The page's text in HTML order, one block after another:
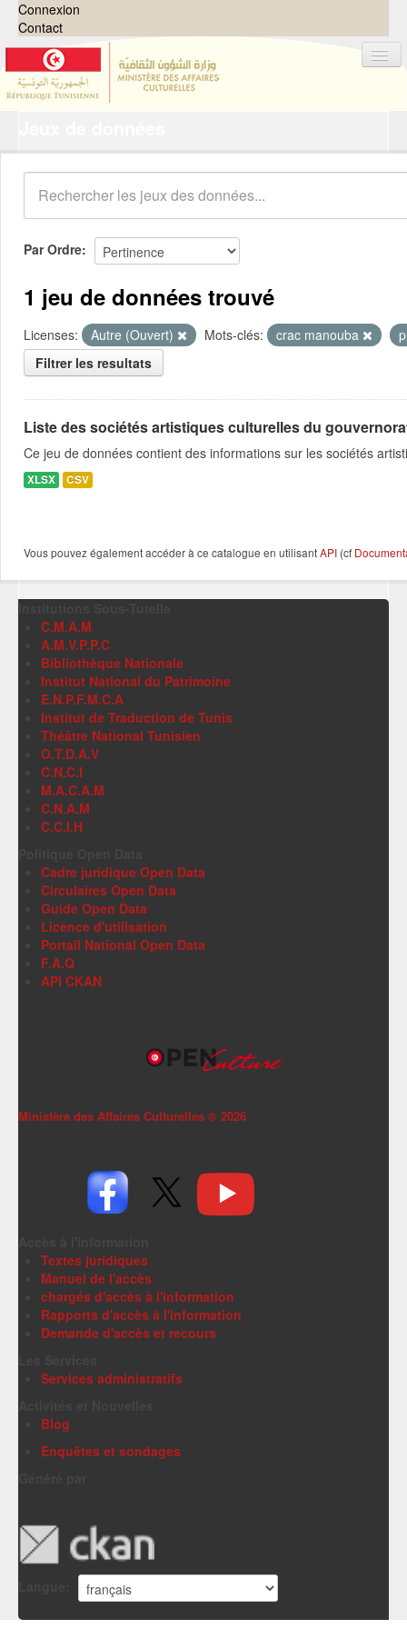
Connexion
Contact
Organisations
Groupes
Demandes 0
À propos
Par Ordre
1 jeu de données trouvé
Licenses: Autre (Ouvert) Mots-clés: crac manouba
Filtrer les resultats
Liste des sociétés artistiques culturelles du
Ce jeu de données contient des informations sur les sociétés
XLSX CSV
Vous pouvez également accéder à ce catalogue en utilisantAPI (cf
C.M.A.M
A.M.V.P.P.C
Bibliothèque Nationale
Institut National du Patrimoine
E.N.P.F.M.C.A
Institut de Traduction de Tunis
Théâtre National Tunisien
O.T.D.A.V
C.N.C.I
M.A.C.A.M
C.N.A.M
C.C.I.H
Cadre juridique Open Data
Circulaires Open Data
Guide Open Data
Licence d'utilisation
Portail National Open Data
F.A.Q
API CKAN
Ministère des Affaires Culturelles © 2026
Textes juridiques
Manuel de l'accès
chargés d'accès à l'information
Rapports d'accès à l'information
Demande d'accès et recours
Services administratifs
Blog
Enquêtes et sondages